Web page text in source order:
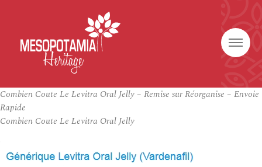
Combien Coute Le Levitra Oral Jelly – Remise sur Réorganise – Envoie
Rapide
Combien Coute Le Levitra Oral Jelly